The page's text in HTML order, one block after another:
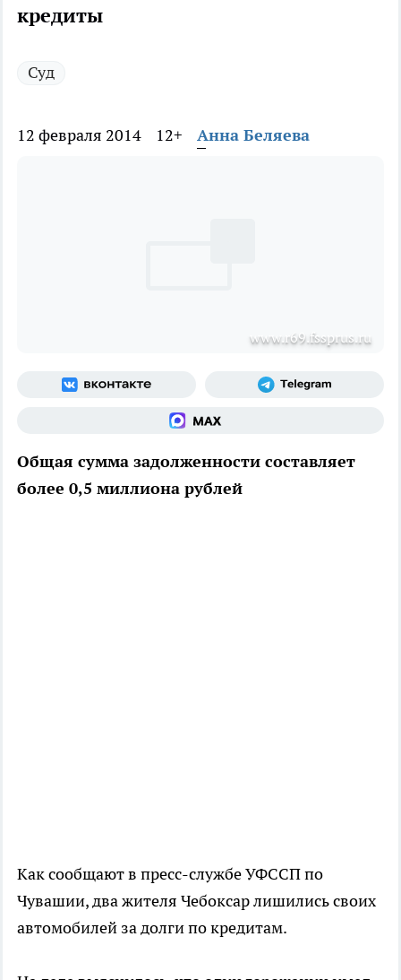
кредиты
Суд
12 февраля 2014 12+ Анна Беляева
www.r69.fssprus.ru
Общая сумма задолженности составляет
более 0,5 миллиона рублей
Как сообщают в пресс-службе УФССП по
Чувашии, два жителя Чебоксар лишились своих
автомобилей за долги по кредитам.